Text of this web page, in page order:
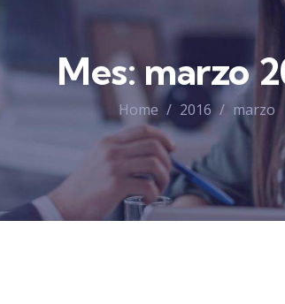
Mes:marzo
Home 2016 marzo